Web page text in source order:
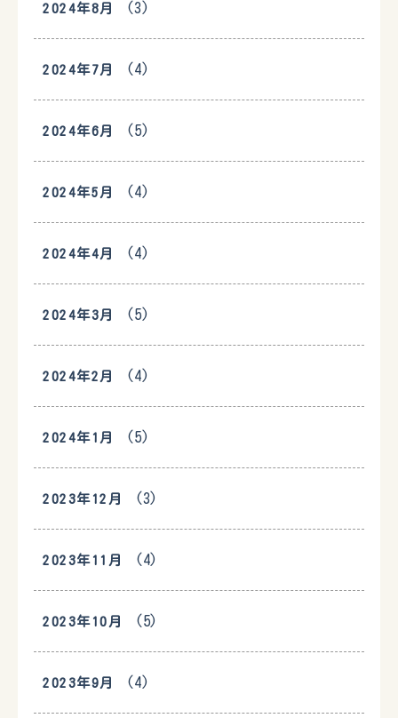
2024年8月 (3)
2024年7月 (4)
2024年6月 (5)
2024年5月 (4)
2024年4月 (4)
2024年3月 (5)
2024年2月 (4)
2024年1月 (5)
2023年12月 (3)
2023年11月 (4)
2023年10月 (5)
2023年9月 (4)